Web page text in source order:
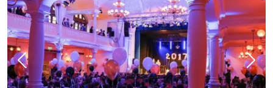
Vorheriges Bild